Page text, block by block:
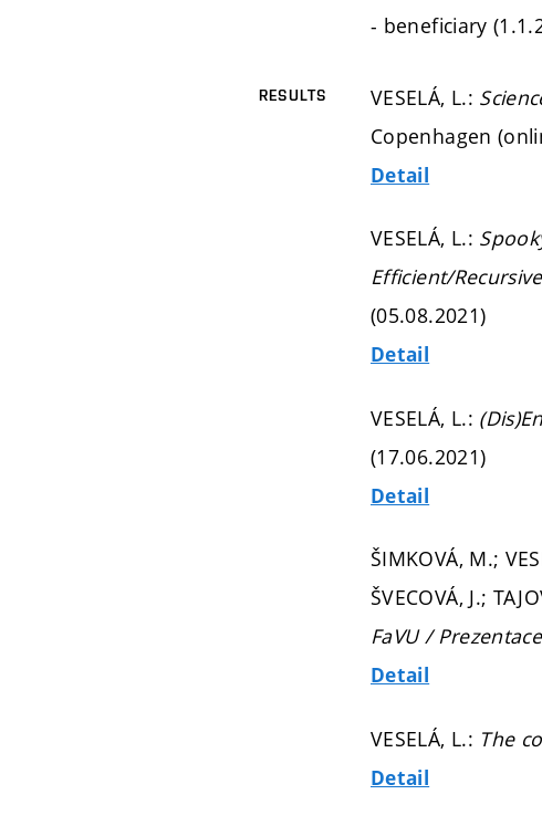
- beneficiary
RESULTS VESELÁ, L.:
Copenhagen
Detail
VESELÁ, L.:
Efficient/
(05.08.2021)
Detail
VESELÁ, L.:
(17.06.2021)
Detail
ŠIMKOVÁ, M.;
ŠVECOVÁ, J.;
FaVU /
Detail
VESELÁ, L.: The
Detail